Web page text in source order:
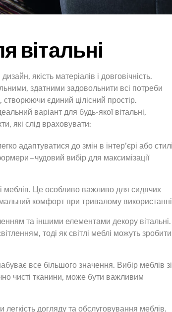
вітальні
якість матеріалів і довговічність.
здатними задовольнити всі потреби
єдиний цілісний простір.
варіант для будь-якої вітальні,
які слід враховувати:
адаптуватися до змін в інтер’єрі або
– чудовий вибір для максимізації
меблів. Це особливо важливо для сидячих
комфорт при тривалому
та іншими елементами декору вітальні.
тоді як світлі меблі можуть зробити
все більшого значення. Вибір меблів зі
чисті тканини, може бути важливим
догляду та обслуговування меблів.